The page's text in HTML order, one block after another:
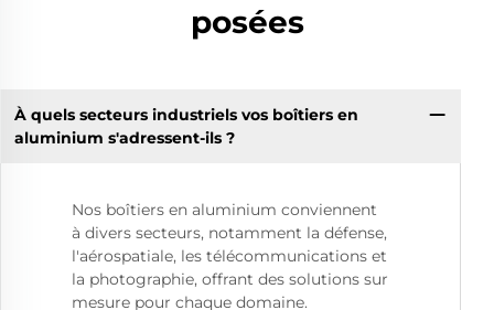
posées
À quels secteurs industriels vos boîtiers en
aluminium s'adressent-ils ?
Nos boîtiers en aluminium conviennent
à divers secteurs, notamment la défense,
l'aérospatiale, les télécommunications et
la photographie, offrant des solutions sur
mesure pour chaque domaine.